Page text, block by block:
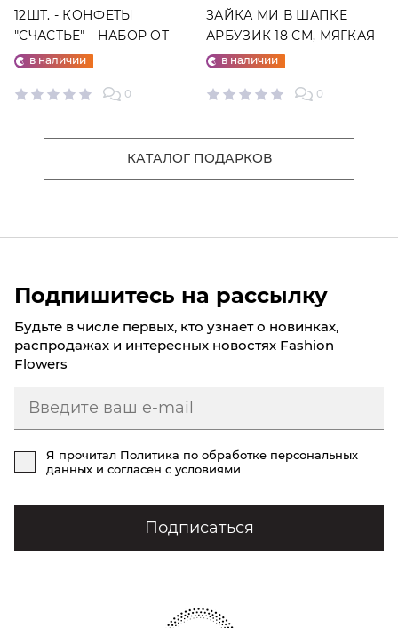
12ШТ. - КОНФЕТЫ
"СЧАСТЬЕ" - НАБОР ОТ
"ФАБРИКИ СЧАСТЬЕ"
в наличии
0
ЗАЙКА МИ В ШАПКЕ
АРБУЗИК 18 СМ, МЯГКАЯ
ИГРУШКА
в наличии
0
КАТАЛОГ ПОДАРКОВ
Подпишитесь на рассылку
Будьте в числе первых, кто узнает о новинках,
распродажах и интересных новостях Fashion
Flowers
Я прочитал Политика по обработке персональных
данных и согласен с условиями
Подписаться